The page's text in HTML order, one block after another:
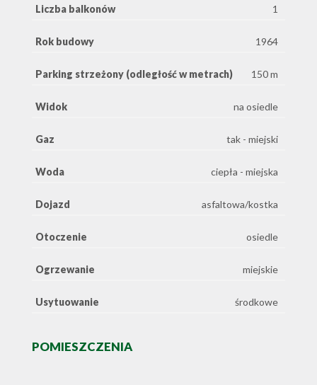
Liczba balkonów 1
Rok budowy 1964
Parking strzeżony (odległość w metrach) 150 m
Widok na osiedle
Gaz tak - miejski
Woda ciepła - miejska
Dojazd asfaltowa/kostka
Otoczenie osiedle
Ogrzewanie miejskie
Usytuowanie środkowe
POMIESZCZENIA